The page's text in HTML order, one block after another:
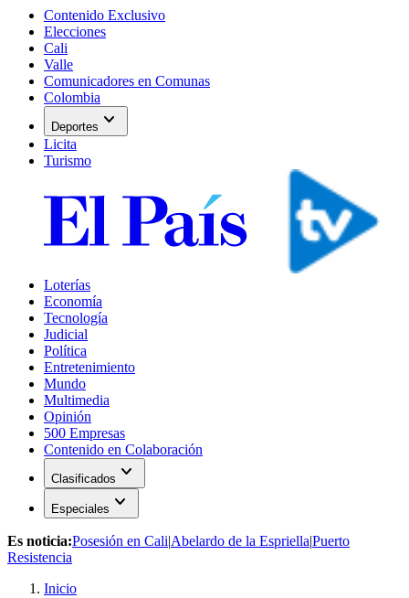
Contenido Exclusivo
Elecciones
Cali
Valle
Comunicadores en Comunas
Colombia
Deportes expand_more
Licita
Turismo
Loterías
Economía
Tecnología
Judicial
Política
Entretenimiento
Mundo
Multimedia
Opinión
500 Empresas
Contenido en Colaboración
Clasificados expand_more
Especiales expand_more
Es noticia:Posesión en Cali|Abelardo de la Espriella|Puerto
Resistencia
Inicio